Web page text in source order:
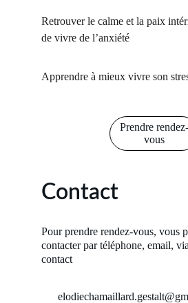
Retrouver le calme et la paix
de vivre de l’anxiété
Apprendre à mieux vivre son
Prendre rendez-
vous
Contact
Pour prendre rendez-vous, vous
contacter par téléphone, email,
contact